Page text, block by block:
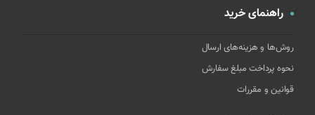
راهنمای خرید
روش‌ها و هزینه‌های ارسال
نحوه پرداخت مبلغ سفارش
قوانین و مقررات